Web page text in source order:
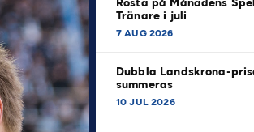
Tränare i juli
7 AUG 2026
Dubbla Landskrona-
summeras
10 JUL 2026